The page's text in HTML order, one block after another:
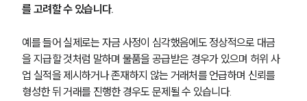
를 고려할 수 있습니다.
예를 들어 실제로는 자금 사정이 심각했음에도 정상적으로 대금
을 지급할 것처럼 말하며 물품을 공급받은 경우가 있으며 허위 사
업 실적을 제시하거나 존재하지 않는 거래처를 언급하며 신뢰를
형성한 뒤 거래를 진행한 경우도 문제될 수 있습니다.